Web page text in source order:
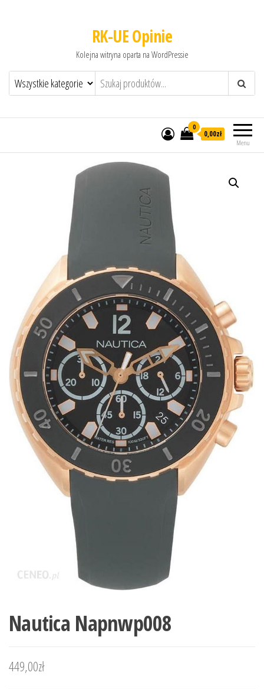
RK-UE Opinie
Kolejna witryna oparta na WordPressie
Menu
0
0,00zł
Nautica Napnwp008
449,00zł